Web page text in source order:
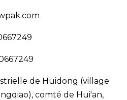
de Huidong (village
comté de Hui'an,